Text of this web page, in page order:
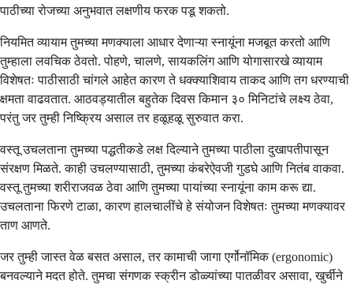
पाठीच्या रोजच्या अनुभवात लक्षणीय फरक पडू शकतो.
नियमित व्यायाम तुमच्या मणक्याला आधार देणाऱ्या स्नायूंना मजबूत करतो आणि
तुम्हाला लवचिक ठेवतो. पोहणे, चालणे, सायकलिंग आणि योगासारखे व्यायाम
विशेषतः पाठीसाठी चांगले आहेत कारण ते धक्क्याशिवाय ताकद आणि तग धरण्याची
क्षमता वाढवतात. आठवड्यातील बहुतेक दिवस किमान ३० मिनिटांचे लक्ष्य ठेवा,
परंतु जर तुम्ही निष्क्रिय असाल तर हळूहळू सुरुवात करा.
वस्तू उचलताना तुमच्या पद्धतीकडे लक्ष दिल्याने तुमच्या पाठीला दुखापतीपासून
संरक्षण मिळते. काही उचलण्यासाठी, तुमच्या कंबरेऐवजी गुडघे आणि नितंब वाकवा.
वस्तू तुमच्या शरीराजवळ ठेवा आणि तुमच्या पायांच्या स्नायूंना काम करू द्या.
उचलताना फिरणे टाळा, कारण हालचालींचे हे संयोजन विशेषतः तुमच्या मणक्यावर
ताण आणते.
जर तुम्ही जास्त वेळ बसत असाल, तर कामाची जागा एर्गोनॉमिक (ergonomic)
बनवल्याने मदत होते. तुमचा संगणक स्क्रीन डोळ्यांच्या पातळीवर असावा, खुर्चीने